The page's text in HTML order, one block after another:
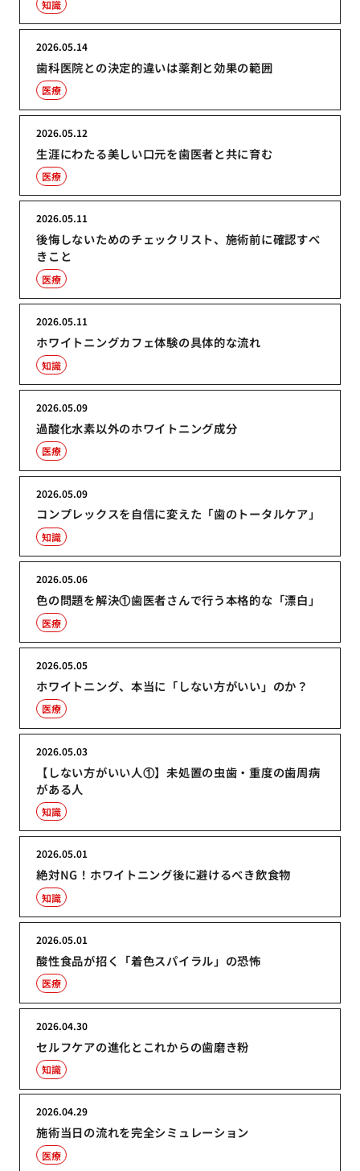
知識
歯科医院との決定的違いは薬剤と効果の範囲
2026.05.14
医療
生涯にわたる美しい口元を歯医者と共に育む
2026.05.12
医療
後悔しないためのチェックリスト、施術前に確認すべ
きこと
2026.05.11
医療
ホワイトニングカフェ体験の具体的な流れ
2026.05.11
知識
過酸化水素以外のホワイトニング成分
2026.05.09
医療
コンプレックスを自信に変えた「歯のトータルケア」
2026.05.09
知識
色の問題を解決①歯医者さんで行う本格的な「漂白」
2026.05.06
医療
ホワイトニング、本当に「しない方がいい」のか？
2026.05.05
医療
【しない方がいい人①】未処置の虫歯・重度の歯周病
がある人
2026.05.03
知識
絶対NG！ホワイトニング後に避けるべき飲食物
2026.05.01
知識
酸性食品が招く「着色スパイラル」の恐怖
2026.05.01
医療
セルフケアの進化とこれからの歯磨き粉
2026.04.30
知識
施術当日の流れを完全シミュレーション
2026.04.29
医療